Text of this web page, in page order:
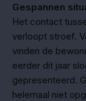
Gespannen
Het contact
verloopt stroef.
vinden de
eerder dit jaar
gepresenteerd.
helemaal niet